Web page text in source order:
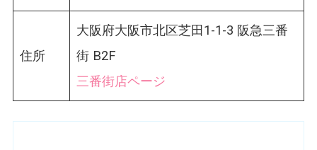
住所
大阪府大阪市北区芝田1-1-3 阪急三番
街 B2F
三番街店ページ